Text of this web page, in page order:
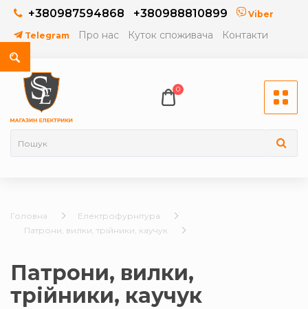
+380987594868 +380988810899 Viber
Telegram Про нас Куток споживача Контакти
0
Головна
Електрофурнітура
Патрони, вилки, трійники, каучук
Патрони, вилки,
трійники, каучук